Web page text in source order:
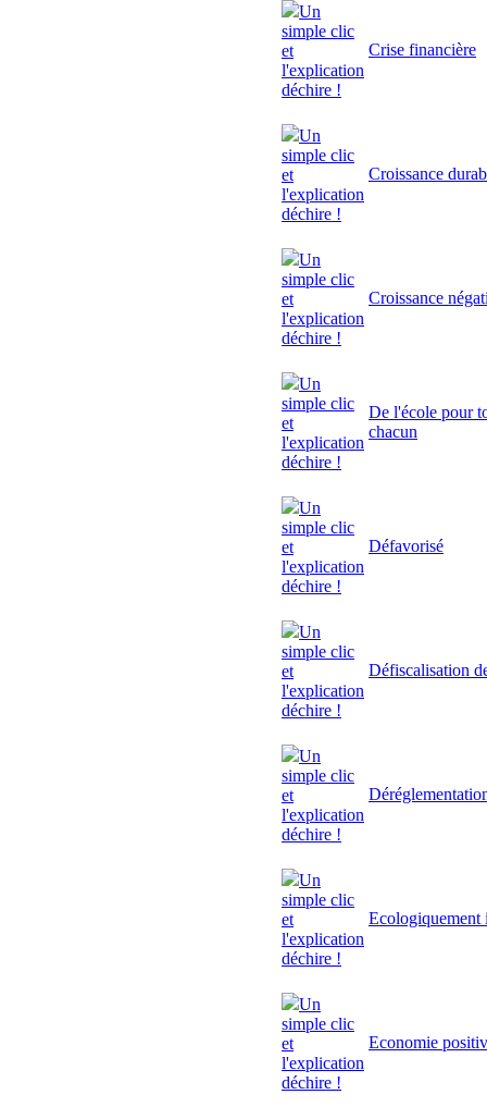
Un
simple clic
et
l'explication
déchire !
Crise financière
Un
simple clic
et
l'explication
déchire !
Croissance
Un
simple clic
et
l'explication
déchire !
Croissance
Un
simple clic
et
l'explication
déchire !
De l'école pour
chacun
Un
simple clic
et
l'explication
déchire !
Défavorisé
Un
simple clic
et
l'explication
déchire !
Défiscalisation
Un
simple clic
et
l'explication
déchire !
Un
simple clic
et
l'explication
déchire !
Ecologiquement
Un
simple clic
et
l'explication
déchire !
Economie